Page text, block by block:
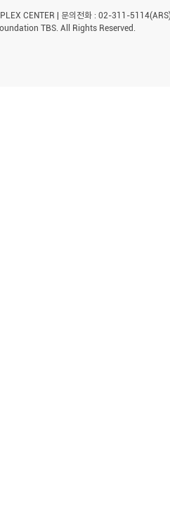
CENTER | 문의전화 : 02-311-
TBS. All Rights Reserved.